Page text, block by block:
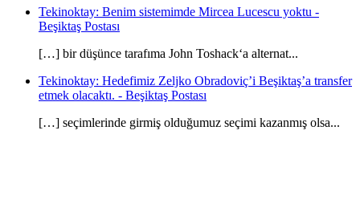
Tekinoktay: Benim sistemimde Mircea Lucescu yoktu -
Beşiktaş Postası
[…] bir düşünce tarafıma John Toshack‘a alternat...
Tekinoktay: Hedefimiz Zeljko Obradoviç’i Beşiktaş’a transfer
etmek olacaktı. - Beşiktaş Postası
[…] seçimlerinde girmiş olduğumuz seçimi kazanmış olsa...